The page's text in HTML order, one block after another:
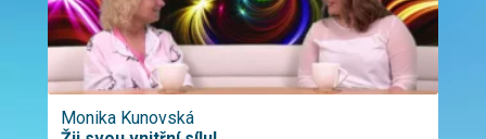
Monika Kunovská